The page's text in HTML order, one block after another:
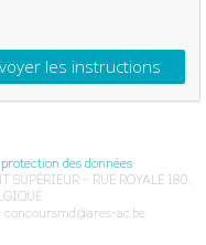
des données
SUPÉRIEUR – RUE ROYALE 180,
concoursmd@ares-ac.be